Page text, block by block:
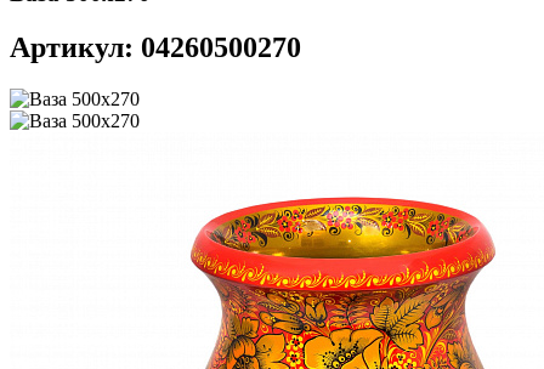
Артикул: 04260500270